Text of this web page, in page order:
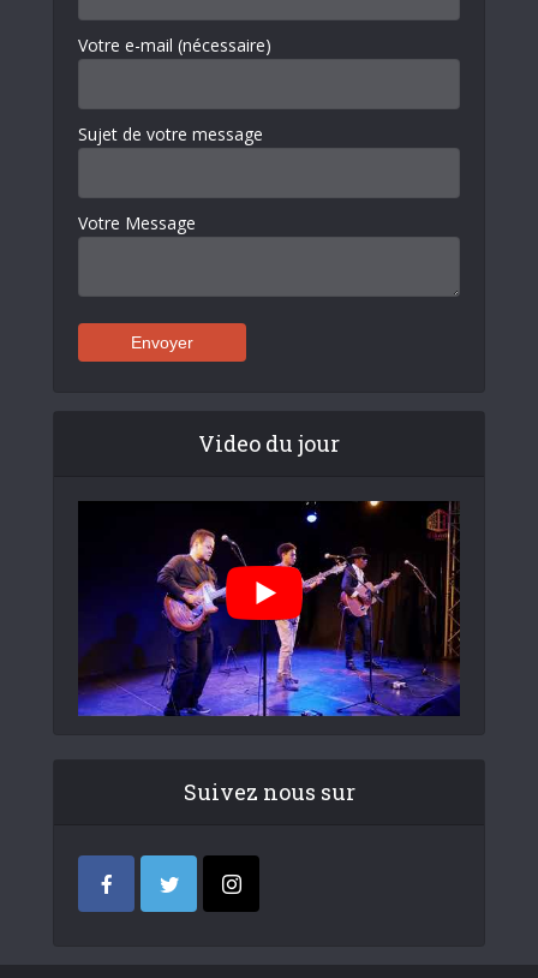
Votre e-mail (nécessaire)
Sujet de votre message
Votre Message
Video du jour
Suivez nous sur